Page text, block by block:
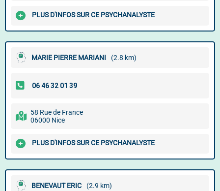
PLUS D'INFOS SUR CE PSYCHANALYSTE
MARIE PIERRE MARIANI (2.8 km)
58 Rue de France
06000 Nice
PLUS D'INFOS SUR CE PSYCHANALYSTE
BENEVAUT ERIC (2.9 km)